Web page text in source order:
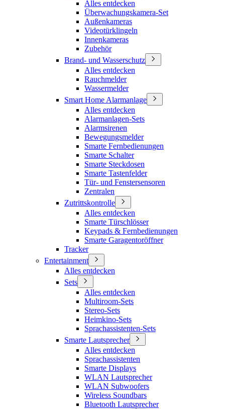
Alles entdecken
Überwachungskamera-Set
Außenkameras
Videotürklingeln
Innenkameras
Zubehör
Brand- und Wasserschutz
Alles entdecken
Rauchmelder
Wassermelder
Smart Home Alarmanlage
Alles entdecken
Alarmanlagen-Sets
Alarmsirenen
Bewegungsmelder
Smarte Fernbedienungen
Smarte Schalter
Smarte Steckdosen
Smarte Tastenfelder
Tür- und Fenstersensoren
Zentralen
Zutrittskontrolle
Alles entdecken
Smarte Türschlösser
Keypads & Fernbedienungen
Smarte Garagentoröffner
Tracker
Entertainment
Alles entdecken
Sets
Alles entdecken
Multiroom-Sets
Stereo-Sets
Heimkino-Sets
Sprachassistenten-Sets
Smarte Lautsprecher
Alles entdecken
Sprachassistenten
Smarte Displays
WLAN Lautsprecher
WLAN Subwoofers
Wireless Soundbars
Bluetooth Lautsprecher